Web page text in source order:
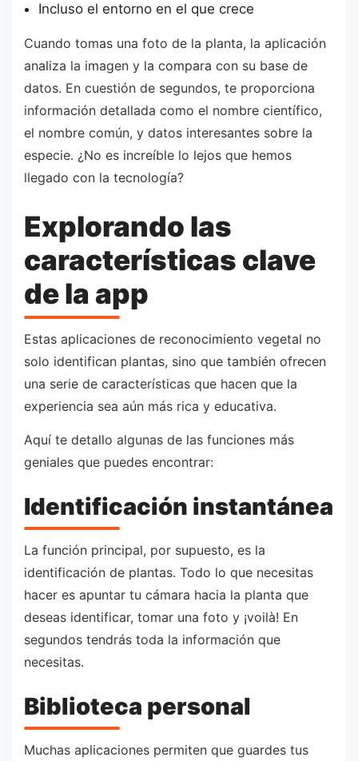
Incluso el entorno en el que crece
Cuando tomas una foto de la planta, la aplicación
analiza la imagen y la compara con su base de
datos. En cuestión de segundos, te proporciona
información detallada como el nombre científico,
el nombre común, y datos interesantes sobre la
especie. ¿No es increíble lo lejos que hemos
llegado con la tecnología?
Explorando las
características clave
de la app
Estas aplicaciones de reconocimiento vegetal no
solo identifican plantas, sino que también ofrecen
una serie de características que hacen que la
experiencia sea aún más rica y educativa.
Aquí te detallo algunas de las funciones más
geniales que puedes encontrar:
Identificación instantánea
La función principal, por supuesto, es la
identificación de plantas. Todo lo que necesitas
hacer es apuntar tu cámara hacia la planta que
deseas identificar, tomar una foto y ¡voilà! En
segundos tendrás toda la información que
necesitas.
Biblioteca personal
Muchas aplicaciones permiten que guardes tus